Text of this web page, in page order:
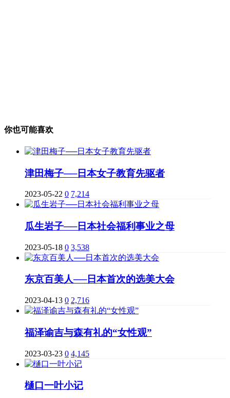
你也可能喜欢
津田梅子──日本女子教育先驱者
2023-05-22 0 7,214
瓜生岩子──日本社会福利事业之母
2023-05-18 0 3,538
东京百美人──日本首次的选美大会
2023-04-13 0 2,716
福泽谕吉与森有礼的“女性观”
2023-03-23 0 4,145
樋口一叶小记